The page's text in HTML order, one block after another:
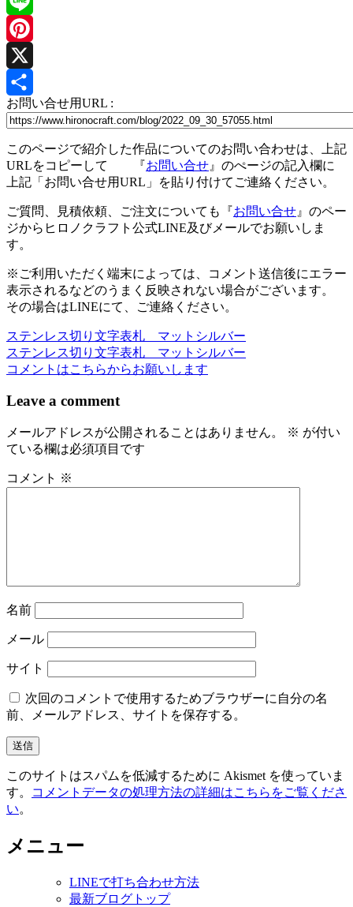
Line
Pinterest
X
共
お問い合せ用URL :
このページで紹介した作品についてのお問い合わせは、上記
URLをコピーして 『お問い合せ 』のぺージの記入欄に
上記「お問い合せ用URL」を貼り付けてご連絡ください。
ご質問、見積依頼、ご注文についても『お問い合せ 』のペー
ジからヒロノクラフト公式LINE及びメールでお願いしま
す。
※ご利用いただく端末によっては、コメント送信後にエラー
表示されるなどのうまく反映されない場合がございます。
その場合はLINEにて、ご連絡ください。
投
稿
ナ
ゲ
シ
ステンレス切り文字表札 マットシルバー
ステンレス切り文字表札 マットシルバー
コメントはこちらからお願いします
Leave a comment
メールアドレスが公開されることはありません。 ※ が付い
ている欄は必須項目です
コメント ※
名前
メール
サイト
次回のコメントで使用するためブラウザーに自分の名
前、メールアドレス、サイトを保存する。
このサイトはスパムを低減するために Akismet を使っていま
す。
コメントデータの処理方法の詳細はこちらをご覧くださ
い。
メニュー
LINEで打ち合わせ方法
最新ブログトップ